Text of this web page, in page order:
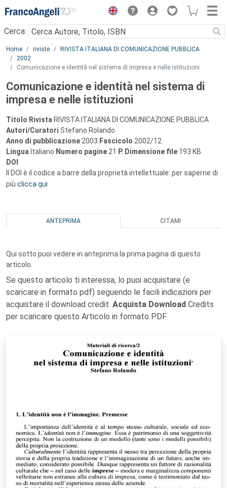
Menu
Cerca:
Main content
Home riviste
RIVISTA ITALIANA DI COMUNICAZIONE PUBBLICA
2002
Comunicazione e identità nel sistema di impresa e nelle istituzioni
Comunicazione e identità nel sistema di
impresa e nelle istituzioni
Titolo Rivista RIVISTA ITALIANA DI COMUNICAZIONE PUBBLICA
Autori/Curatori Stefano Rolando
Anno di pubblicazione 2003 Fascicolo 2002/12
Lingua Italiano Numero pagine 21 P. Dimensione file 193 KB
DOI
Il DOI è il codice a barre della proprietà intellettuale: per saperne di
più clicca qui
ANTEPRIMA CITAMI
Qui sotto puoi vedere in anteprima la prima pagina di questo
articolo.
Se questo articolo ti interessa, lo puoi acquistare (e
scaricare in formato pdf) seguendo le facili indicazioni per
acquistare il download credit. Acquista Download Credits
per scaricare questo Articolo in formato PDF